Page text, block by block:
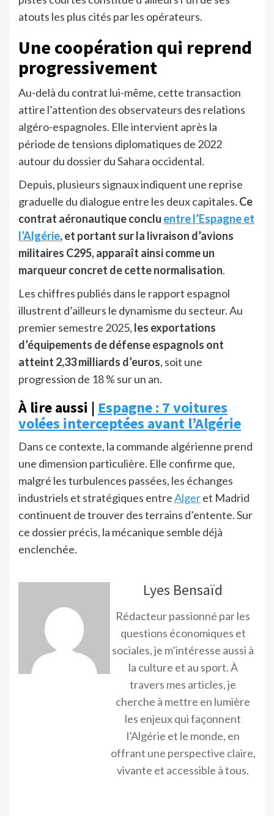
atouts les plus cités par les opérateurs.
Une coopération qui reprend
progressivement
Au-delà du contrat lui-même, cette transaction
attire l’attention des observateurs des relations
algéro-espagnoles. Elle intervient après la
période de tensions diplomatiques de 2022
autour du dossier du Sahara occidental.
Depuis, plusieurs signaux indiquent une reprise
graduelle du dialogue entre les deux capitales. Ce
contrat aéronautique conclu entre l’Espagne et
l’Algérie, et portant sur la livraison d’avions
militaires C295, apparaît ainsi comme un
marqueur concret de cette normalisation.
Les chiffres publiés dans le rapport espagnol
illustrent d’ailleurs le dynamisme du secteur. Au
premier semestre 2025, les exportations
d’équipements de défense espagnols ont
atteint 2,33 milliards d’euros, soit une
progression de 18 % sur un an.
À lire aussi | Espagne : 7 voitures
volées interceptées avant l’Algérie
Dans ce contexte, la commande algérienne prend
une dimension particulière. Elle confirme que,
malgré les turbulences passées, les échanges
industriels et stratégiques entreAlgeret Madrid
continuent de trouver des terrains d’entente. Sur
ce dossier précis, la mécanique semble déjà
enclenchée.
Lyes Bensaïd
Rédacteur passionné par les
questions économiques et
sociales, je m’intéresse aussi à
la culture et au sport. À
travers mes articles, je
cherche à mettre en lumière
les enjeux qui façonnent
l’Algérie et le monde, en
offrant une perspective claire,
vivante et accessible à tous.